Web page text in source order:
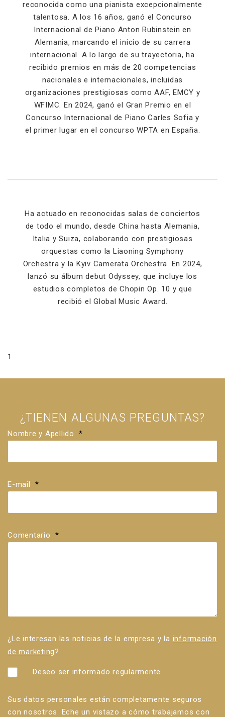
reconocida como una pianista excepcionalmente
talentosa. A los 16 años, ganó el Concurso
Internacional de Piano Anton Rubinstein en
Alemania, marcando el inicio de su carrera
internacional. A lo largo de su trayectoria, ha
recibido premios en más de 20 competencias
nacionales e internacionales, incluidas
organizaciones prestigiosas como AAF, EMCY y
WFIMC. En 2024, ganó el Gran Premio en el
Concurso Internacional de Piano Carles Sofia y
el primer lugar en el concurso WPTA en España.
Ha actuado en reconocidas salas de conciertos
de todo el mundo, desde China hasta Alemania,
Italia y Suiza, colaborando con prestigiosas
orquestas como la Liaoning Symphony
Orchestra y la Kyiv Camerata Orchestra. En 2024,
lanzó su álbum debut Odyssey, que incluye los
estudios completos de Chopin Op. 10 y que
recibió el Global Music Award.
1
¿TIENEN ALGUNAS PREGUNTAS?
Nombre y Apellido *
E-mail *
Comentario *
¿Le interesan las noticias de la empresa y la información
de marketing?
Deseo ser informado regularmente.
Sus datos personales están completamente seguros
con nosotros. Eche un vistazo a cómo trabajamos con